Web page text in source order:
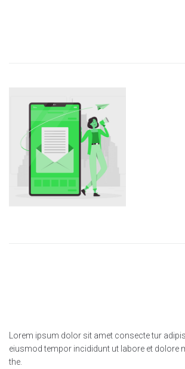
Lorem ipsum dolor sit amet consecte tur
eiusmod tempor incididunt ut labore et dolore
the.